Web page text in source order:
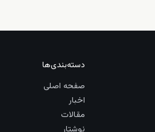
دسته‌بندی‌ها
صفحه اصلی
اخبار
مقالات